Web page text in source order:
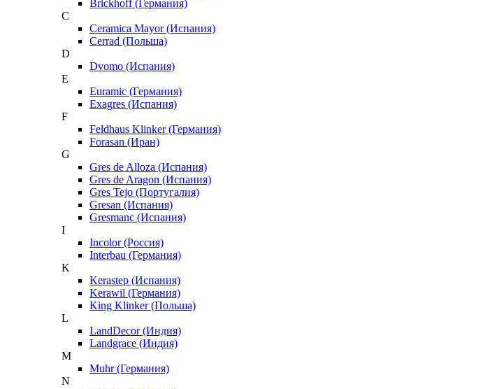
Brickhoff (Германия)
C
Ceramica Mayor (Испания)
Cerrad (Польша)
D
Dvomo (Испания)
E
Euramic (Германия)
Exagres (Испания)
F
Feldhaus Klinker (Германия)
Forasan (Иран)
G
Gres de Alloza (Испания)
Gres de Aragon (Испания)
Gres Tejo (Португалия)
Gresan (Испания)
Gresmanc (Испания)
I
Incolor (Россия)
Interbau (Германия)
K
Kerastep (Испания)
Kerawil (Германия)
King Klinker (Польша)
L
LandDecor (Индия)
Landgrace (Индия)
M
Muhr (Германия)
N